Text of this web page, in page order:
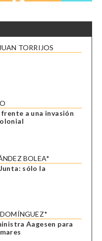
TORRIJOS
a una invasión
BOLEA*
sólo la
Aagesen para